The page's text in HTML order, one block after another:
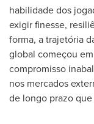
habilidade dos
exigir finesse,
forma, a trajetória
global começou
compromisso
nos mercados
de longo prazo